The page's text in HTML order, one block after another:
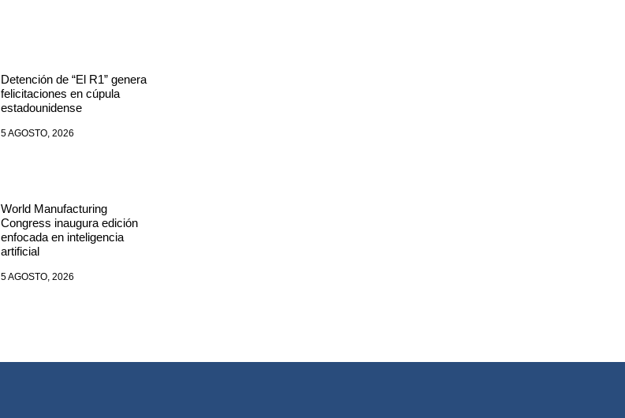
Detención de “El R1” genera
felicitaciones en cúpula
estadounidense
5 AGOSTO, 2026
World Manufacturing
Congress inaugura edición
enfocada en inteligencia
artificial
5 AGOSTO, 2026